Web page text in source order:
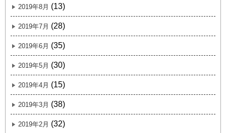
2019年8月 (13)
2019年7月 (28)
2019年6月 (35)
2019年5月 (30)
2019年4月 (15)
2019年3月 (38)
2019年2月 (32)